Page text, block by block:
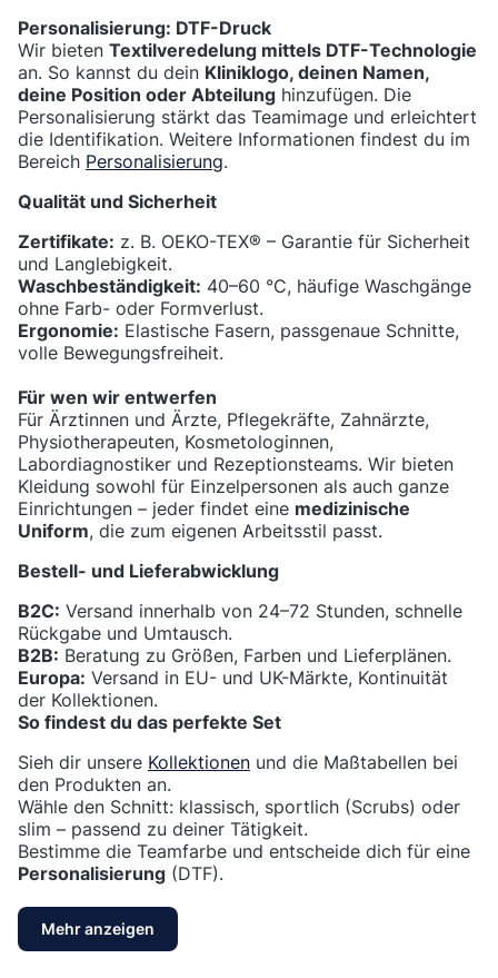
Personalisierung: DTF-Druck
Wir bieten Textilveredelung mittels DTF-Technologie
an. So kannst du dein Kliniklogo, deinen Namen,
deine Position oder Abteilung hinzufügen. Die
Personalisierung stärkt das Teamimage und erleichtert
die Identifikation. Weitere Informationen findest du im
Bereich Personalisierung.
Qualität und Sicherheit
Zertifikate: z. B. OEKO-TEX® – Garantie für Sicherheit
und Langlebigkeit.
Waschbeständigkeit: 40–60 °C, häufige Waschgänge
ohne Farb- oder Formverlust.
Ergonomie: Elastische Fasern, passgenaue Schnitte,
volle Bewegungsfreiheit.
Für wen wir entwerfen
Für Ärztinnen und Ärzte, Pflegekräfte, Zahnärzte,
Physiotherapeuten, Kosmetologinnen,
Labordiagnostiker und Rezeptionsteams. Wir bieten
Kleidung sowohl für Einzelpersonen als auch ganze
Einrichtungen – jeder findet eine medizinische
Uniform, die zum eigenen Arbeitsstil passt.
Bestell- und Lieferabwicklung
B2C: Versand innerhalb von 24–72 Stunden, schnelle
Rückgabe und Umtausch.
B2B: Beratung zu Größen, Farben und Lieferplänen.
Europa: Versand in EU- und UK-Märkte, Kontinuität
der Kollektionen.
So findest du das perfekte Set
Sieh dir unsere Kollektionen und die Maßtabellen bei
den Produkten an.
Wähle den Schnitt: klassisch, sportlich (Scrubs) oder
slim – passend zu deiner Tätigkeit.
Bestimme die Teamfarbe und entscheide dich für eine
Personalisierung (DTF).
Mehr anzeigen